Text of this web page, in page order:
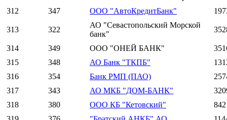
312
347 ООО "АвтоКредитБанк"
313 322
АО "Севастопольский Морской
банк"
314 349 ООО "ОНЕЙ БАНК"
315
348 АО Банк "ТКПБ"
316
354 Банк РМП (ПАО)
317
343 АО МКБ "ДОМ-БАНК"
318
380 ООО КБ "Кетовский"
842